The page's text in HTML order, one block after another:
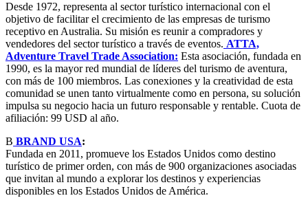
Desde 1972, representa al sector turístico internacional con el
objetivo de facilitar el crecimiento de las empresas de turismo
receptivo en Australia. Su misión es reunir a compradores y
vendedores del sector turístico a través de eventos. ATTA,
Adventure Travel Trade Association: Esta asociación, fundada en
1990, es la mayor red mundial de líderes del turismo de aventura,
con más de 100 miembros. Las conexiones y la creatividad de esta
comunidad se unen tanto virtualmente como en persona, su solución
impulsa su negocio hacia un futuro responsable y rentable. Cuota de
afiliación: 99 USD al año.
B BRAND USA:
Fundada en 2011, promueve los Estados Unidos como destino
turístico de primer orden, con más de 900 organizaciones asociadas
que invitan al mundo a explorar los destinos y experiencias
disponibles en los Estados Unidos de América.